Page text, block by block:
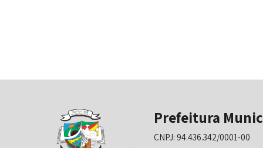
Prefeitura
CNPJ: 94.436.342/0001-00